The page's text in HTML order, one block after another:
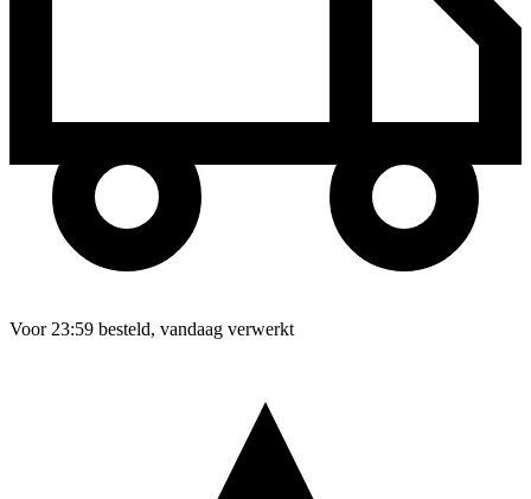
Voor 23:59 besteld, vandaag verwerkt